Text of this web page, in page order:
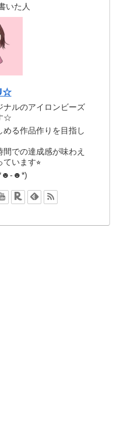
いた人
ナルのアイロンビーズ
☆
る作品作りを目指し
での達成感が味わえ
います⭐︎
☻*)